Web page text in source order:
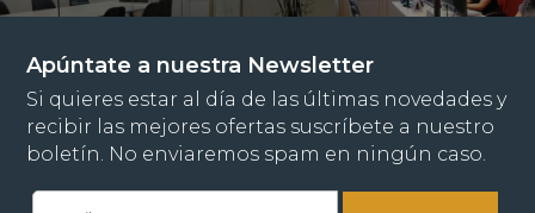
Apúntate a nuestra Newsletter
Si quieres estar al día de las últimas novedades y
recibir las mejores ofertas suscríbete a nuestro
boletín. No enviaremos spam en ningún caso.